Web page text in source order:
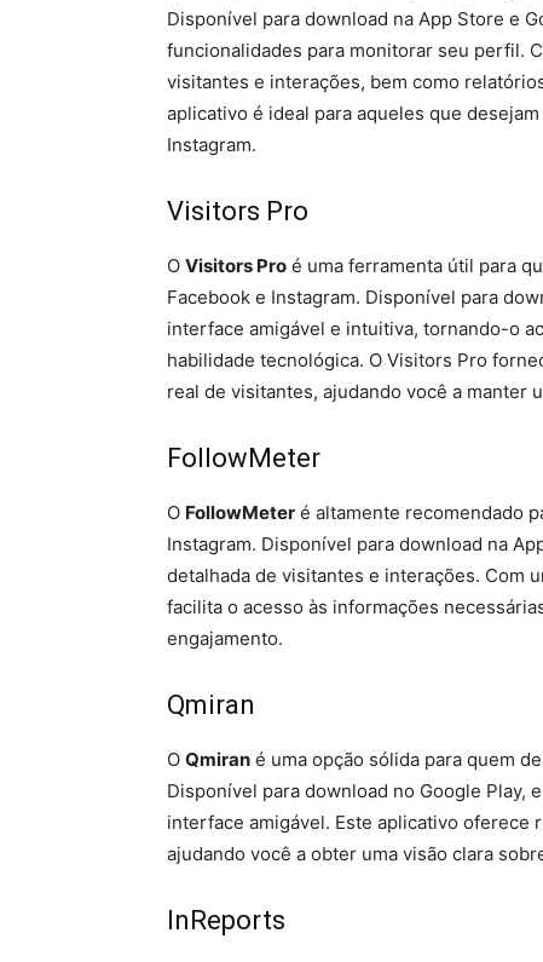
Disponível para download na App Store e
funcionalidades para monitorar seu perfil.
visitantes e interações, bem como
aplicativo é ideal para aqueles que
Instagram.
Visitors Pro
O Visitors Pro é uma ferramenta útil para
Facebook e Instagram. Disponível para
interface amigável e intuitiva, tornando-o
habilidade tecnológica. O Visitors Pro
real de visitantes, ajudando você a manter
FollowMeter
O FollowMeter é altamente recomendado
Instagram. Disponível para download na
detalhada de visitantes e interações. Com
facilita o acesso às informações
engajamento.
Qmiran
O Qmiran é uma opção sólida para quem
Disponível para download no Google Play,
interface amigável. Este aplicativo oferece
ajudando você a obter uma visão clara
InReports